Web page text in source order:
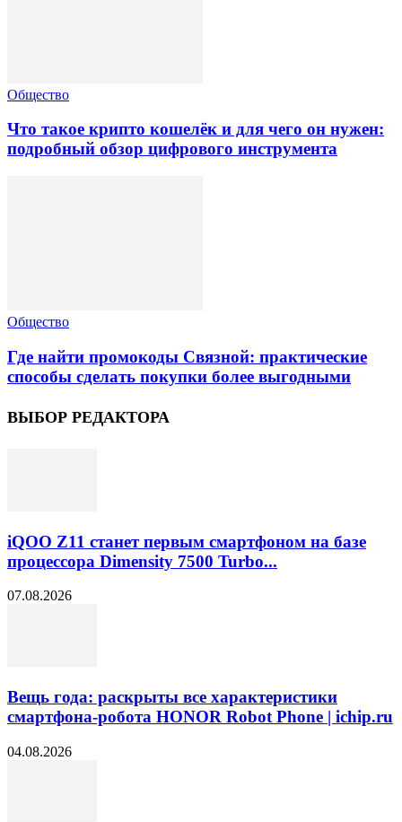
Общество
Что такое крипто кошелёк и для чего он нужен:
подробный обзор цифрового инструмента
Общество
Где найти промокоды Связной: практические
способы сделать покупки более выгодными
ВЫБОР РЕДАКТОРА
iQOO Z11 станет первым смартфоном на базе
процессора Dimensity 7500 Turbo...
07.08.2026
Вещь года: раскрыты все характеристики
смартфона-робота HONOR Robot Phone | ichip.ru
04.08.2026